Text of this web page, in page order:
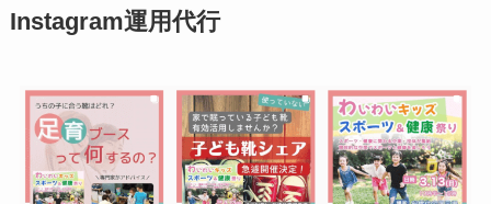
Instagram運用代行